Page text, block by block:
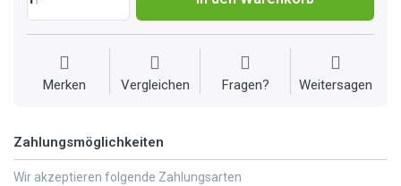
Merken Vergleichen Fragen? Weitersagen
Zahlungsmöglichkeiten
Wir akzeptieren folgende Zahlungsarten